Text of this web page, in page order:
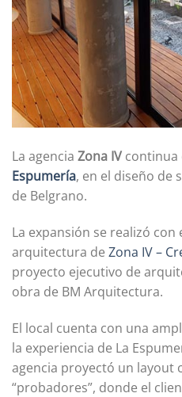
La agencia Zona IV continua
Espumería, en el diseño de
de Belgrano.
La expansión se realizó
arquitectura de Zona IV –
proyecto ejecutivo de
obra de BM Arquitectura.
El local cuenta con una
la experiencia de La
agencia proyectó un layout
“probadores”, donde el